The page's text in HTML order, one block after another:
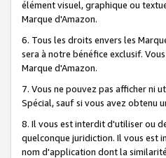
élément visuel, graphique ou
Marque d'Amazon.
6. Tous les droits envers les
sera à notre bénéfice exclusif.
Marque d'Amazon.
7. Vous ne pouvez pas afficher ni
Spécial, sauf si vous avez obtenu
8. Il vous est interdit d'utiliser ou
quelconque juridiction. Il vous est
nom d'application dont la